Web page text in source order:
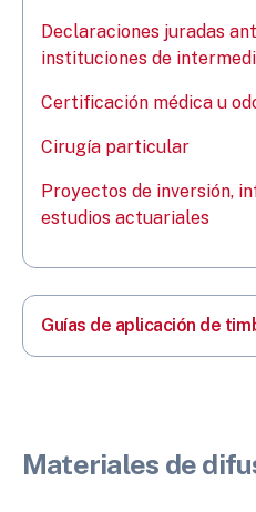
Declaraciones juradas
instituciones de
Certificación médica u
Cirugía particular
Proyectos de inversión,
estudios actuariales
Guías de aplicación de
Materiales de